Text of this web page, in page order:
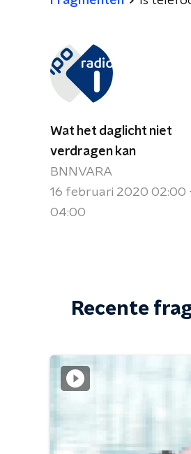
Wat het daglicht niet
verdragen kan
BNNVARA
16 februari 2020 02:00
04:00
Recente